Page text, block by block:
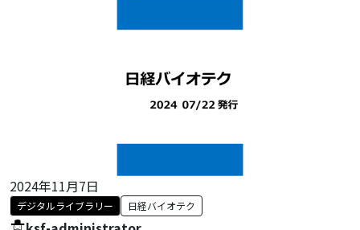
2024年11月7日
デジタルライブラリー 日経バイオテク